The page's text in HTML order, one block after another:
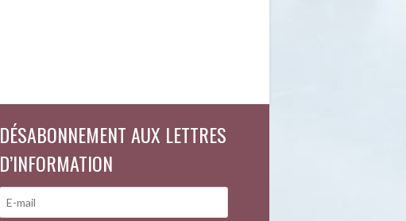
DÉSABONNEMENT AUX LETTRES
D’INFORMATION